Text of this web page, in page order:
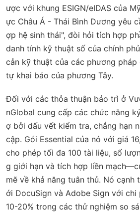
ược với khung ESIGN/eIDAS của
ực Châu Á - Thái Bình Dương yêu
ợp hệ sinh thái", đòi hỏi tích hợp
danh tính kỹ thuật số của chính
cản kỹ thuật của các phương pháp
tự khai báo của phương Tây.
Đối với các thỏa thuận bảo trì ở
nGlobal cung cấp các chức năng
ợ bởi dấu vết kiểm tra, chẳng hạn
cập. Gói Essential của nó với giá
cho phép tối đa 100 tài liệu, số
g giới hạn và tích hợp liền
mẽ về khả năng tuân thủ. Nó cạnh
ới DocuSign và Adobe Sign với
10-20% trong các thử nghiệm so